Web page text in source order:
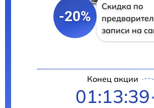
-20%
Скидка по
записи на
Конец акции
01:13:39